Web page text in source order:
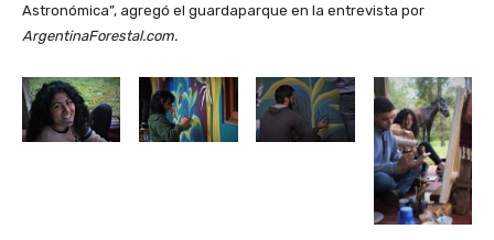
Astronómica”, agregó el guardaparque en la entrevista por
ArgentinaForestal.com.